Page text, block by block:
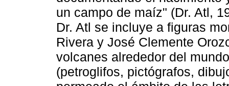
un campo de maíz" (Dr. Atl,
Dr. Atl se incluye a figuras
Rivera y José Clemente
volcanes alrededor del
(petroglifos, pictógrafos,